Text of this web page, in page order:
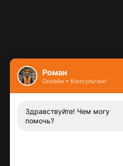
Контакты
Заказать звонок
Роман
Онлайн • Консультант
Здравствуйте! Чем могу
помочь?